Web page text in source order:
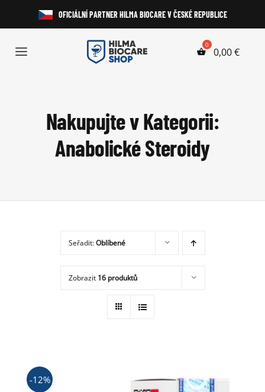
obsah
OFICIÁLNÍ PARTNER HILMA BIOCARE V ČESKÉ REPUBLICE
Toggle
HGH a Peptidy
Laboratorní Testy
0,00€
Nakupujte v Kategorii:
Anabolické Steroidy
Seřadit:Oblíbené
Zobrazit 16 produktů
-12%